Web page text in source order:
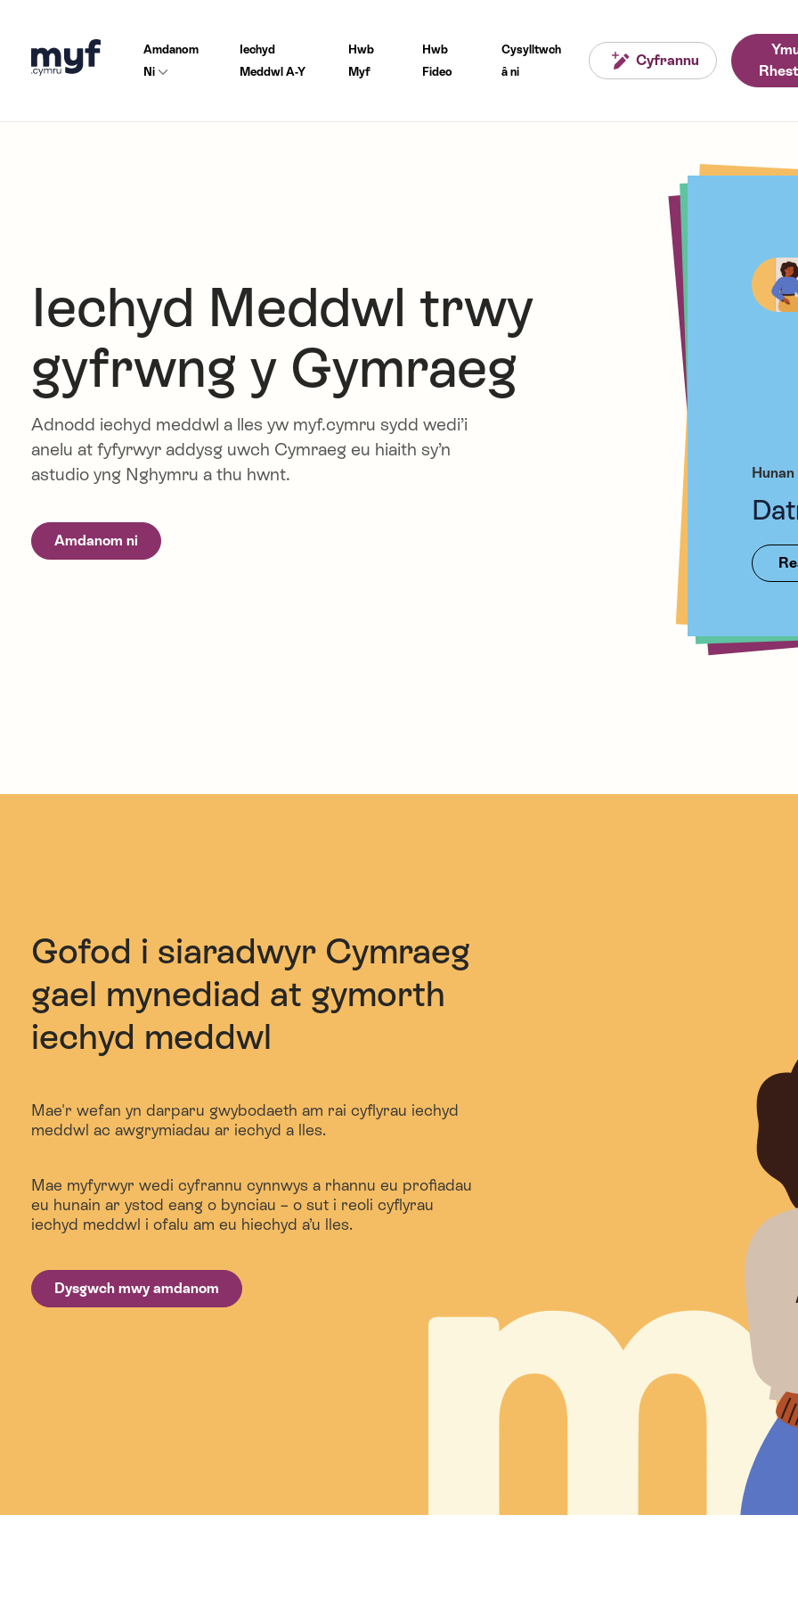
Amdanom
Ni
Iechyd
Meddwl A-Y
Hwb
Myf
Hwb
Fideo
Cysylltwch
â ni
Cyfrannu
Iechyd Meddwl trwy
gyfrwng y Gymraeg
Adnodd iechyd meddwl a lles yw myf.cymru sydd wedi’i
anelu at fyfyrwyr addysg uwch Cymraeg eu hiaith sy’n
astudio yng Nghymru a thu hwnt.
Amdanom ni
Gofod i siaradwyr Cymraeg
gael mynediad at gymorth
iechyd meddwl
Mae'r wefan yn darparu gwybodaeth am rai cyflyrau iechyd
meddwl ac awgrymiadau ar iechyd a lles.
Mae myfyrwyr wedi cyfrannu cynnwys a rhannu eu profiadau
eu hunain ar ystod eang o bynciau – o sut i reoli cyflyrau
iechyd meddwl i ofalu am eu hiechyd a’u lles.
Dysgwch mwy amdanom